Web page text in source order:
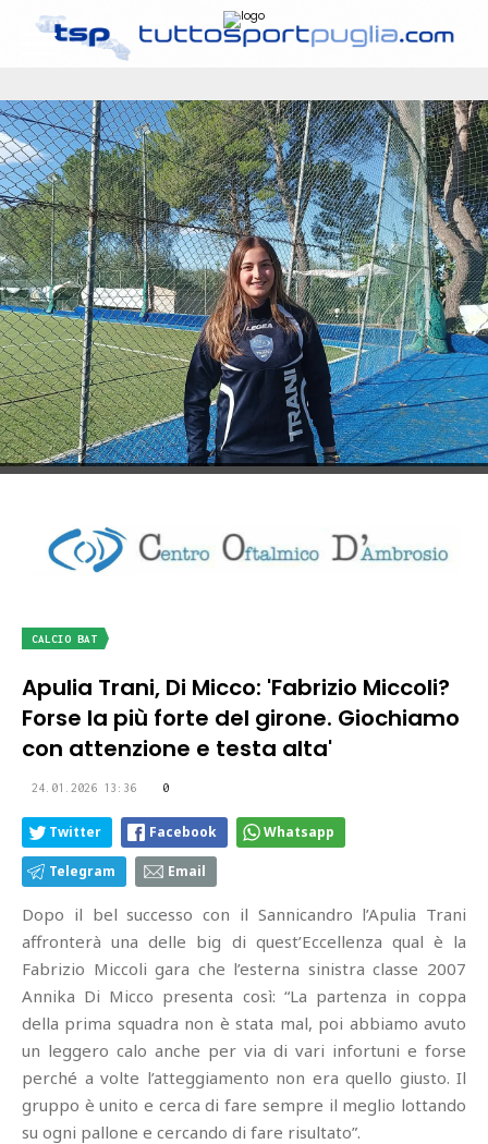
CALCIO BAT
Apulia Trani, Di Micco: 'Fabrizio Miccoli?
Forse la più forte del girone. Giochiamo
con attenzione e testa alta'
24.01.2026 13:36 0
Twitter Facebook Whatsapp
Telegram Email
Dopo il bel successo con il Sannicandro l’Apulia Trani
affronterà una delle big di quest’Eccellenza qual è la
Fabrizio Miccoli gara che l’esterna sinistra classe 2007
Annika Di Micco presenta così: “La partenza in coppa
della prima squadra non è stata mal, poi abbiamo avuto
un leggero calo anche per via di vari infortuni e forse
perché a volte l’atteggiamento non era quello giusto. Il
gruppo è unito e cerca di fare sempre il meglio lottando
su ogni pallone e cercando di fare risultato”.